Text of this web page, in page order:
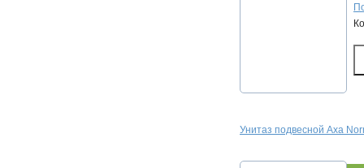
Унитаз подвесной Axa